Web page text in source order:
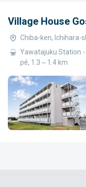
Village House
Chiba-ken, Ichihara-
Yawatajuku Station -
pé, 1.3～1.4 km